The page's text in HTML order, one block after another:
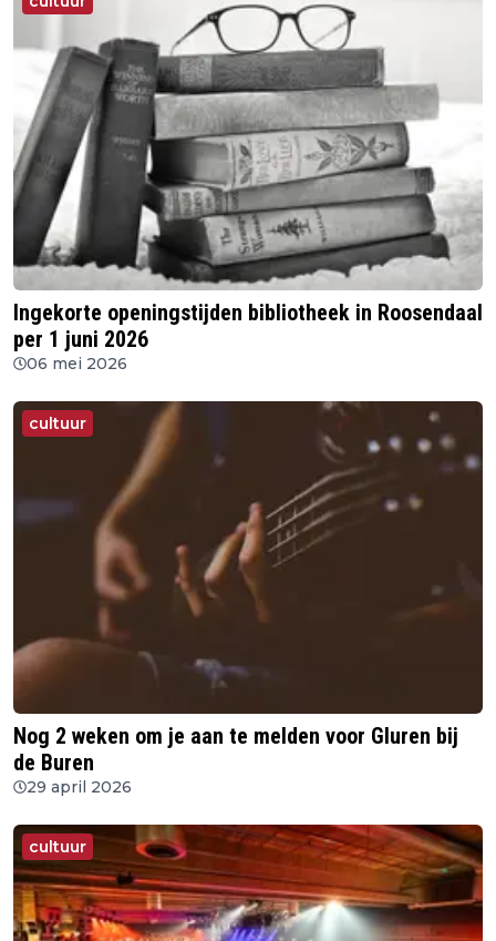
Ingekorte openingstijden bibliotheek in Roosendaal
per 1 juni 2026
06 mei 2026
cultuur
Nog 2 weken om je aan te melden voor Gluren bij
de Buren
29 april 2026
cultuur